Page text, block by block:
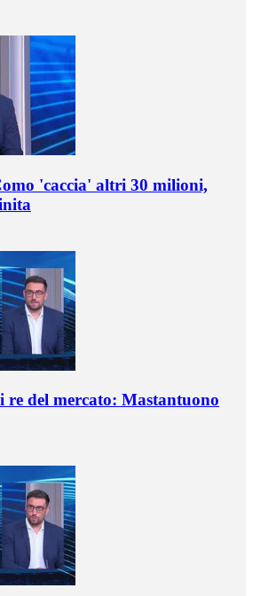
'caccia' altri 30 milioni,
del mercato: Mastantuono